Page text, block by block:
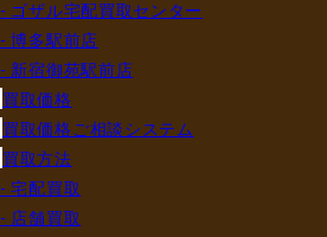
- ゴザル宅配買取センター
- 博多駅前店
- 新宿御苑駅前店
買取価格
買取価格ご相談システム
買取方法
- 宅配買取
- 店舗買取